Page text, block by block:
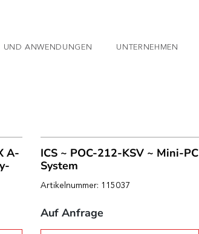
UND ANWENDUNGEN UNTERNEHMEN
A-
ICS ~ POC-212-KSV ~ Mini-PC
System
Artikelnummer: 115037
Auf Anfrage